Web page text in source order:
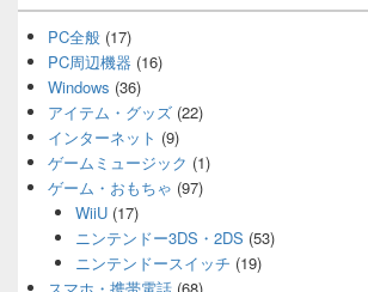
PC全般 (17)
PC周辺機器 (16)
Windows (36)
アイテム・グッズ (22)
インターネット (9)
ゲームミュージック (1)
ゲーム・おもちゃ (97)
WiiU(17)
ニンテンドー3DS・2DS (53)
ニンテンドースイッチ (19)